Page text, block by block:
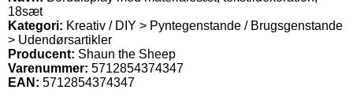
18sæt
Kategori: Kreativ / DIY > Pyntegenstande / Brugsgenstande
> Udendørsartikler
Producent: Shaun the Sheep
Varenummer: 5712854374347
EAN: 5712854374347